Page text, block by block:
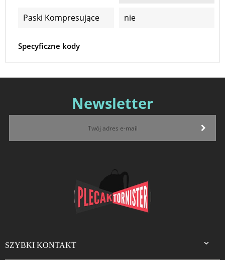
Paski Kompresujące nie
Specyficzne kody
Newsletter
SZYBKI KONTAKT 